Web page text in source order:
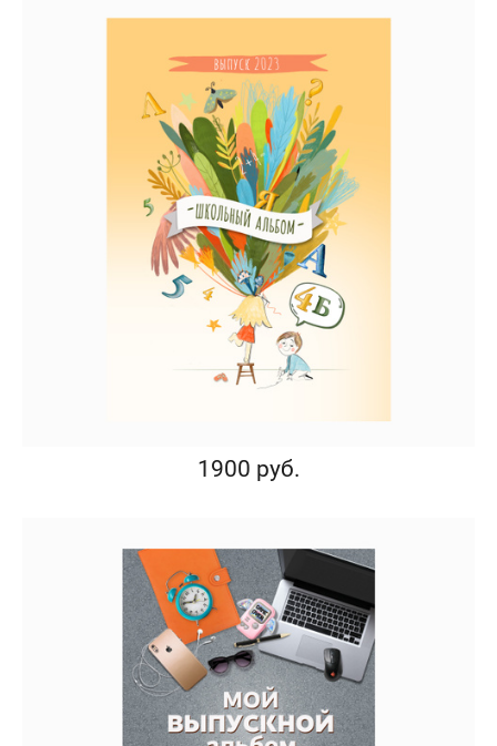
1900 руб.